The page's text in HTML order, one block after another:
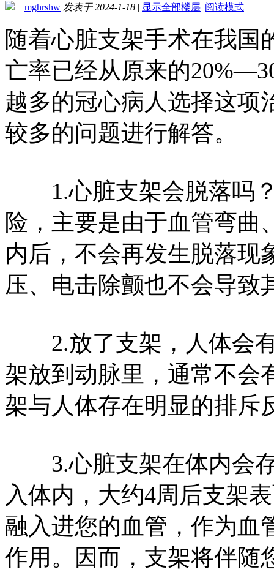
mghrshw 发表于 2024-1-18 | 显示全部楼层 |阅读模式
随着心脏支架手术在我国
亡率已经从原来的
越多的冠心病人选择这项
较多的问题进行解答。
1.心脏支架会脱落吗？
险，主要是由于血管弯曲
内后，不会再发生脱落现
压、电击除颤也不会导致
2.放了支架，人体会有
架放到动脉里，通常不会
架与人体存在明显的排斥
3.心脏支架在体内会存
入体内，大约4周后支架
融入进您的血管，作为血
作用。因而，支架将伴随